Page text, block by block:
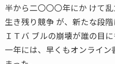
半から二〇〇〇年にか けて
生き残り競争 が、新たな段階
ＩＴバ ブルの崩壊が誰の目
一年には、早くもオンライ